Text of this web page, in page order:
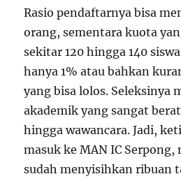
Rasio pendaftarnya bisa
orang, sementara kuota
sekitar 120 hingga 140
hanya 1% atau bahkan
yang bisa lolos. Seleksinya
akademik yang sangat
hingga wawancara. Jadi,
masuk ke MAN IC Serpong,
sudah menyisihkan ribuan